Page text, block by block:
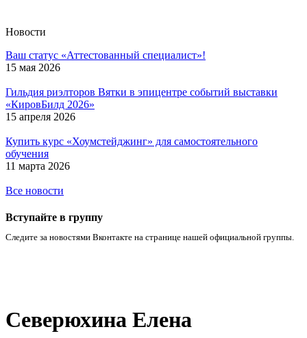
Новости
Ваш статус «Аттестованный специалист»!
15 мая 2026
Гильдия риэлторов Вятки в эпицентре событий выставки
«КировБилд 2026»
15 апреля 2026
Купить курс «Хоумстейджинг» для самостоятельного
обучения
11 марта 2026
Все новости
Вступайте в группу
Следите за новостями Вконтакте на странице нашей официальной группы.
Северюхина Елена